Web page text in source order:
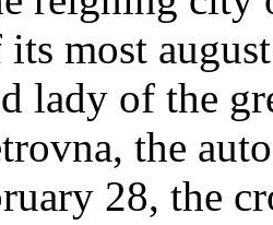
most
lady of the
the
28, the